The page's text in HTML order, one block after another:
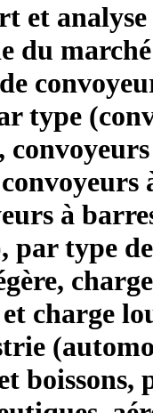
et analyse
du
type
à
par type
charge
charge
boissons,